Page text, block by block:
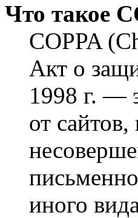
Что такое
COPPA
Акт о
1998 г. —
от
иного